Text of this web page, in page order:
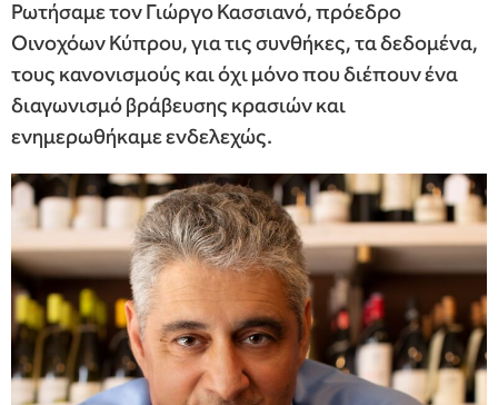
Ρωτήσαμε τον Γιώργο Κασσιανό, πρόεδρο
Οινοχόων Κύπρου, για τις συνθήκες, τα δεδομένα,
τους κανονισμούς και όχι μόνο που διέπουν ένα
διαγωνισμό βράβευσης κρασιών και
ενημερωθήκαμε ενδελεχώς.